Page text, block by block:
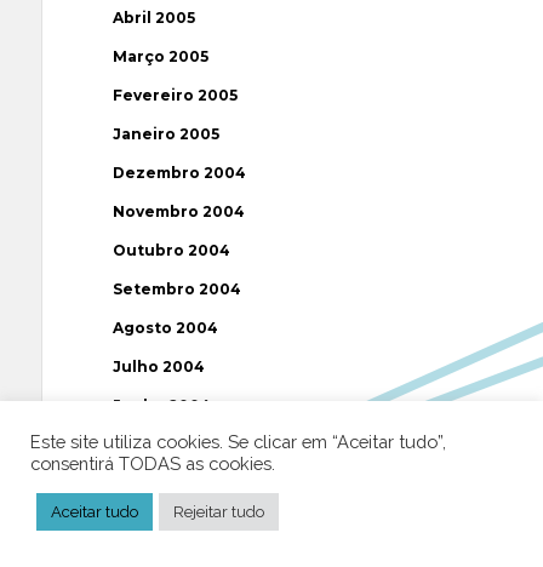
Abril 2005
Março 2005
Fevereiro 2005
Janeiro 2005
Dezembro 2004
Novembro 2004
Outubro 2004
Setembro 2004
Agosto 2004
Julho 2004
Junho 2004
Maio 2004
Março 2004
Este site utiliza cookies. Se clicar em “Aceitar tudo”,
consentirá TODAS as cookies.
Aceitar tudo Rejeitar tudo